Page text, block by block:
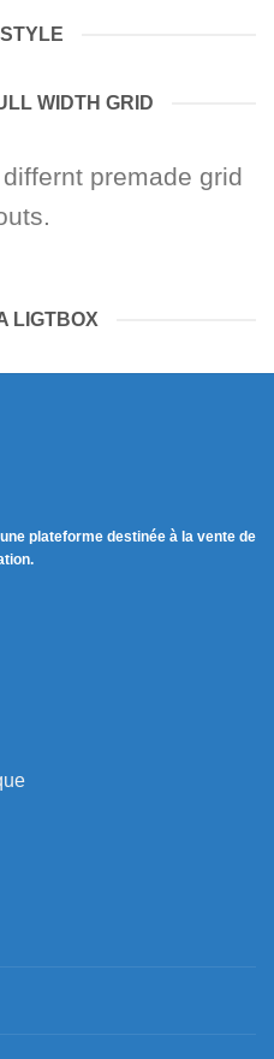
WIDTH GRID
premade grid
LIGTBOX
plateforme destinée à la vente de